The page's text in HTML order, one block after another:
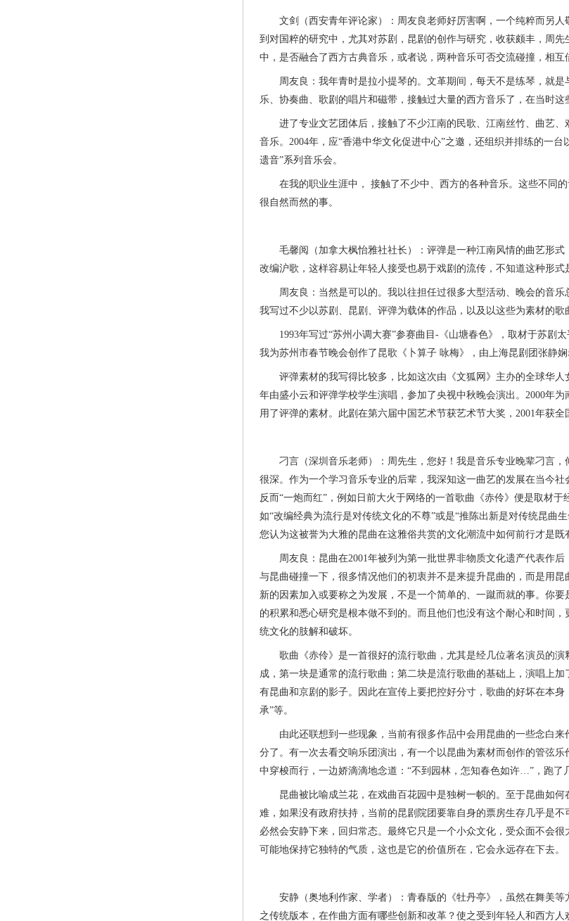
文剑（西安青年评论家）：周友良老师好厉害啊，一个纯粹而另人
到对国粹的研究中，尤其对苏剧，昆剧的创作与研究，收获颇丰，周
中，是否融合了西方古典音乐，或者说，两种音乐可否交流碰撞，相互
周友良：我年青时是拉小提琴的。文革期间，每天不是练琴，就是
乐、协奏曲、歌剧的唱片和磁带，接触过大量的西方音乐了，在当时这
进了专业文艺团体后，接触了不少江南的民歌、江南丝竹、曲艺、
音乐。2004年，应“香港中华文化促进中心”之邀，还组织并排练的一
遗音”系列音乐会。
在我的职业生涯中， 接触了不少中、西方的各种音乐。这些不同的
很自然而然的事。
毛馨阅（加拿大枫怡雅社社长）：评弹是一种江南风情的曲艺形式
改编沪歌，这样容易让年轻人接受也易于戏剧的流传，不知道这种形式
周友良：当然是可以的。我以往担任过很多大型活动、晚会的音乐
我写过不少以苏剧、昆剧、评弹为载体的作品，以及以这些为素材的歌
1993年写过“苏州小调大赛”参赛曲目-《山塘春色》，取材于苏剧太
我为苏州市春节晚会创作了昆歌《卜算子 咏梅》，由上海昆剧团张静
评弹素材的我写得比较多，比如这次由《文狐网》主办的全球华人
年由盛小云和评弹学校学生演唱，参加了央视中秋晚会演出。2000年
用了评弹的素材。此剧在第六届中国艺术节获艺术节大奖，2001年获全
刁言（深圳音乐老师）：周先生，您好！我是音乐专业晚辈刁言，
很深。作为一个学习音乐专业的后辈，我深知这一曲艺的发展在当今
反而“一炮而红”，例如日前大火于网络的一首歌曲《赤伶》便是取材
如“改编经典为流行是对传统文化的不尊”或是“推陈出新是对传统昆曲
您认为这被誉为大雅的昆曲在这雅俗共赏的文化潮流中如何前行才是既
周友良：昆曲在2001年被列为第一批世界非物质文化遗产代表作后
与昆曲碰撞一下，很多情况他们的初衷并不是来提升昆曲的，而是用
新的因素加入或要称之为发展，不是一个简单的、一蹴而就的事。你
的积累和悉心研究是根本做不到的。而且他们也没有这个耐心和时间
统文化的肢解和破坏。
歌曲《赤伶》是一首很好的流行歌曲，尤其是经几位著名演员的演
成，第一块是通常的流行歌曲；第二块是流行歌曲的基础上，演唱上
有昆曲和京剧的影子。因此在宣传上要把控好分寸，歌曲的好坏在本
承”等。
由此还联想到一些现象，当前有很多作品中会用昆曲的一些念白来
分了。有一次去看交响乐团演出，有一个以昆曲为素材而创作的管弦
中穿梭而行，一边娇滴滴地念道：“不到园林，怎知春色如许…”，跑了
昆曲被比喻成兰花，在戏曲百花园中是独树一帜的。至于昆曲如何
难，如果没有政府扶持，当前的昆剧院团要靠自身的票房生存几乎是
必然会安静下来，回归常态。最终它只是一个小众文化，受众面不会
可能地保持它独特的气质，这也是它的价值所在，它会永远存在下去。
安静（奥地利作家、学者）：青春版的《牡丹亭》，虽然在舞美等
之传统版本，在作曲方面有哪些创新和改革？使之受到年轻人和西方